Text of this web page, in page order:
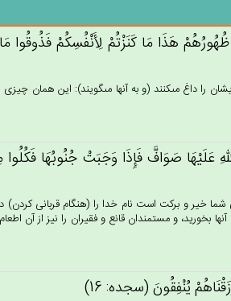
هَذَا مَا كَنَزْتُم‌ْ لِأَنْفُسِكُم‌ْ فَذُوقُوا
را داغ مى‏كنند (و به آنها مى‏گويند): اين همان
عَلَيْهَا صَوَاف‌َّ فَإِذَا وَجَبَت‌ْ جُنُوبُهَا فَكُلُوا
شما خير و بركت است نام خدا را (هنگام قربانى
بخوريد، و مستمندان قانع و فقيران را نيز از آن
يُنْفِقُون‌َ (سجده: 16)